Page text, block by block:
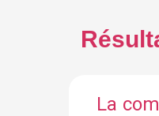
La